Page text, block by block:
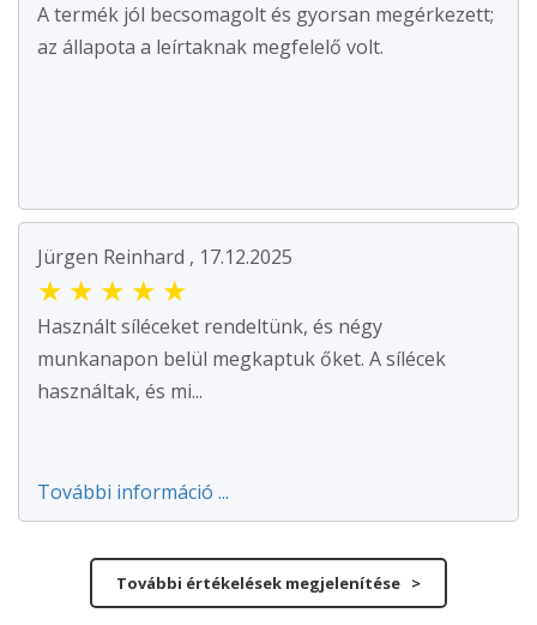
A termék jól becsomagolt és gyorsan megérkezett;
az állapota a leírtaknak megfelelő volt.
Jürgen Reinhard , 17.12.2025
★ ★ ★ ★ ★
Használt síléceket rendeltünk, és négy
munkanapon belül megkaptuk őket. A sílécek
használtak, és mi...
További információ ...
További értékelések megjelenítése >